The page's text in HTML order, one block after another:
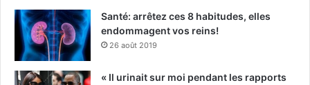
Santé: arrêtez ces 8 habitudes, elles
endommagent vos reins!
26 août 2019
« Il urinait sur moi pendant les rapports